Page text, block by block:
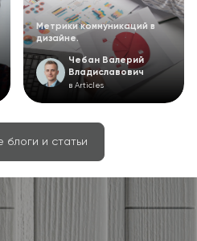
Метрики коммуникаций в
дизайне.
Чебан Валерий
Владиславович
в Articles
блоги и статьи